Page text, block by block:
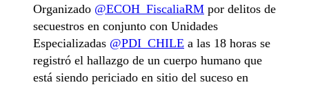
Organizado @ECOH_FiscaliaRM por delitos de
secuestros en conjunto con Unidades
Especializadas @PDI_CHILE a las 18 horas se
registró el hallazgo de un cuerpo humano que
está siendo periciado en sitio del suceso en